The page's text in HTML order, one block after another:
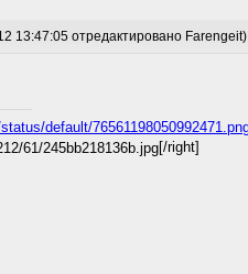
13:47:05 отредактировано Farengeit)
[/right]